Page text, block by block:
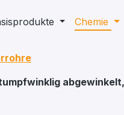
Chemie
abgewinkelt,